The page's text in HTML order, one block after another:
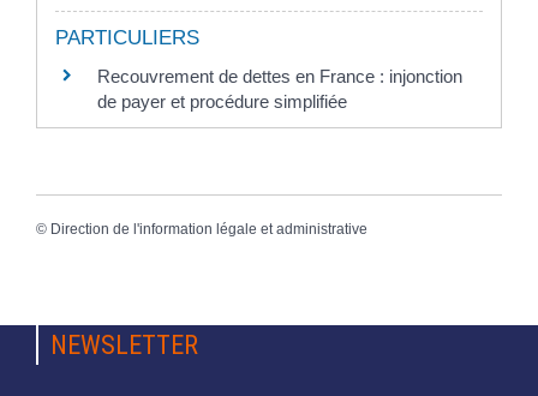
PARTICULIERS
Recouvrement de dettes en France : injonction
de payer et procédure simplifiée
© Direction de l'information légale et administrative
NEWSLETTER